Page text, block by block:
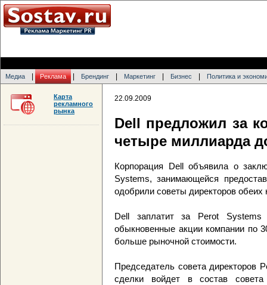
Медиа Реклама Брендинг Маркетинг Бизнес Политика и
22.09.2009
Dell предложил за
четыре миллиарда
Корпорация Dell объявила о
Systems, занимающейся
одобрили советы директоров обеих
Dell заплатит за Perot
обыкновенные акции компании по
больше рыночной стоимости.
Председатель совета директоров
сделки войдет в состав
Карта
рекламного
рынка